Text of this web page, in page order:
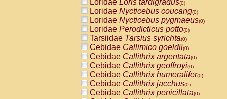
AtelidaeLagothrix lagothricha cana
PitheciidaeCacajao calvus
PitheciidaeCallicebus cupreus
PitheciidaeCallicebus donacophilus
PitheciidaeCallicebus moloch
PitheciidaeCallicebus torquatus
PitheciidaeCallicebusspp.(0)
PitheciidaeChiropotes satanas(0)
PitheciidaePithecia monachus
PitheciidaePithecia pithecia(0)
Loridae Loris tardigradus(0)
Loridae Nycticebus coucang(0)
Loridae Nycticebus pygmaeus(0)
Loridae Perodicticus potto(0)
Tarsiidae Tarsius syrichta(0)
Cebidae Callimico goeldii(0)
Cebidae Callithrix argentata(0)
Cebidae Callithrix geoffroyi(0)
Cebidae Callithrix humeralifer(0)
Cebidae Callithrix jacchus(0)
Cebidae Callithrix penicillata(0)